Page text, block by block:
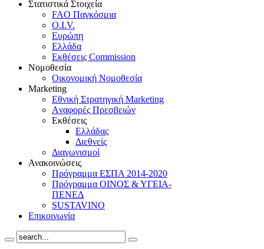
Στατιστικά Στοιχεία
FAO Παγκόσμια
O.I.V.
Ευρώπη
Ελλάδα
Eκθέσεις Commission
Νομοθεσία
Οικονομική Νομοθεσία
Marketing
Eθνική Στρατηγική Marketing
Aναφορές Πρεσβειών
Eκθέσεις
Eλλάδας
Διεθνείς
Διαγωνισμοί
Ανακοινώσεις
Πρόγραμμα ΕΣΠΑ 2014-2020
Πρόγραμμα ΟΙΝΟΣ & ΥΓΕΙΑ-
ΠΕΝΕΔ
SUSTAVINO
Επικοινωνία